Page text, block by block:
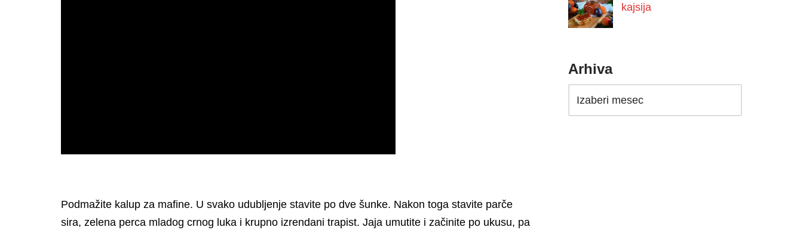
Podmažite kalup za mafine. U svako udubljenje stavite po dve šunke. Nakon toga stavite parče
sira, zelena perca mladog crnog luka i krupno izrendani trapist. Jaja umutite i začinite po ukusu, pa
kajsija
Arhiva